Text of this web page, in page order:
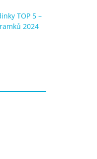
TOP 5 –
2024